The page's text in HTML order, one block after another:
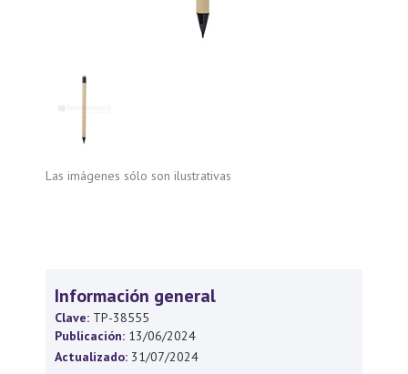
Las imágenes sólo son ilustrativas
Información general
Clave: TP-38555
Publicación: 13/06/2024
Actualizado: 31/07/2024